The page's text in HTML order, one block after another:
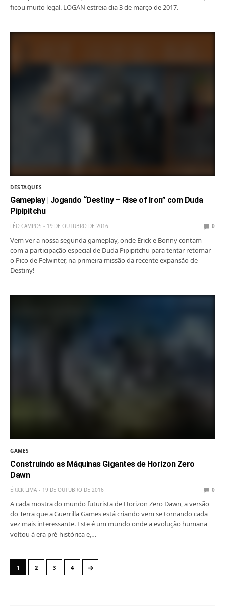
ficou muito legal. LOGAN estreia dia 3 de março de 2017.
DESTAQUES
Gameplay | Jogando “Destiny – Rise of Iron” com Duda
Pipipitchu
LÉO CAMPOS 19 DE OUTUBRO DE 2016 0
Vem ver a nossa segunda gameplay, onde Erick e Bonny contam
com a participação especial de Duda Pipipitchu para tentar retomar
o Pico de Felwinter, na primeira missão da recente expansão de
Destiny!
GAMES
Construindo as Máquinas Gigantes de Horizon Zero
Dawn
ÉRICK LIMA 19 DE OUTUBRO DE 2016 0
A cada mostra do mundo futurista de Horizon Zero Dawn, a versão
do Terra que a Guerrilla Games está criando vem se tornando cada
vez mais interessante. Este é um mundo onde a evolução humana
voltou à era pré-histórica e,…
1 2 3 4 →